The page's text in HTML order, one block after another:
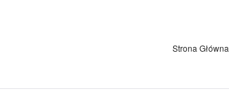
Strona Główna